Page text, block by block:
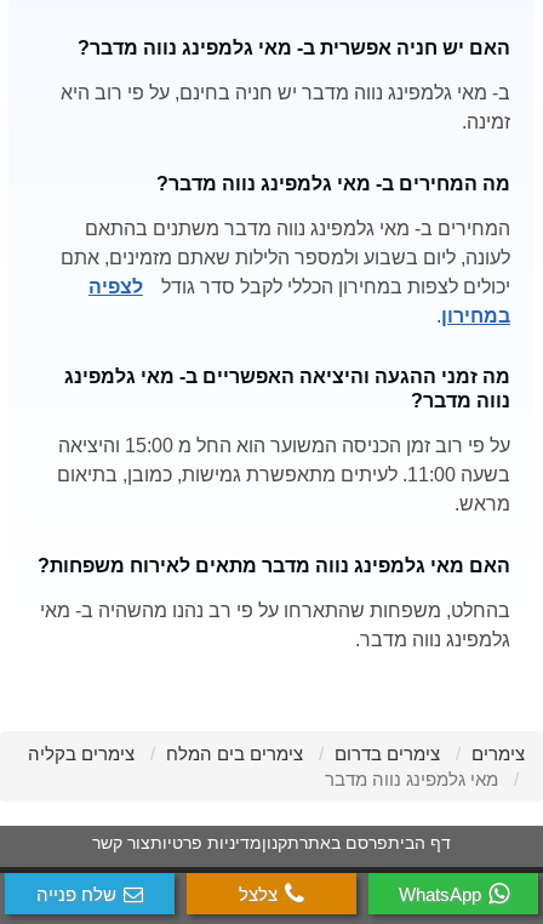
האם יש חניה אפשרית ב- מאי גלמפינג נווה מדבר?
ב- מאי גלמפינג נווה מדבר יש חניה בחינם, על פי רוב היא
זמינה.
מה המחירים ב- מאי גלמפינג נווה מדבר?
המחירים ב- מאי גלמפינג נווה מדבר משתנים בהתאם
לעונה, ליום בשבוע ולמספר הלילות שאתם מזמינים, אתם
יכולים לצפות במחירון הכללי לקבל סדר גודל
לצפיה
במחירון.
מה זמני ההגעה והיציאה האפשריים ב- מאי גלמפינג
נווה מדבר?
על פי רוב זמן הכניסה המשוער הוא החל מ 15:00 והיציאה
בשעה 11:00. לעיתים מתאפשרת גמישות, כמובן, בתיאום
מראש.
האם מאי גלמפינג נווה מדבר מתאים לאירוח משפחות?
בהחלט, משפחות שהתארחו על פי רב נהנו מהשהיה ב- מאי
גלמפינג נווה מדבר.
WhatsApp צלצל שלח פנייה
צימרים צימרים בדרום צימרים בים המלח
צימרים בקליה
מאי גלמפינג נווה מדבר
דף הביתפרסם באתרתקנוןמדיניות פרטיותצור קשר